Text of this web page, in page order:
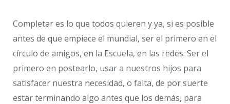
Completar es lo que todos quieren y ya, si es posible
antes de que empiece el mundial, ser el primero en el
círculo de amigos, en la Escuela, en las redes. Ser el
primero en postearlo, usar a nuestros hijos para
satisfacer nuestra necesidad, o falta, de por suerte
estar terminando algo antes que los demás, para